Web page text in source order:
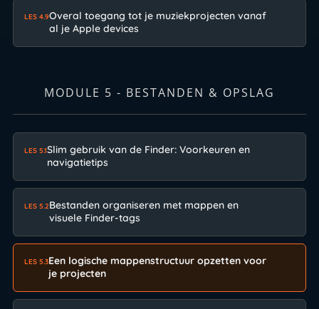
LES 4.9Overal toegang tot je muziekprojecten vanaf
al je Apple devices
MODULE 5 - BESTANDEN & OPSLAG
LES 5.1Slim gebruik van de Finder: Voorkeuren en
navigatietips
LES 5.2Bestanden organiseren met mappen en
visuele Finder-tags
LES 5.3Een logische mappenstructuur opzetten voor
je projecten